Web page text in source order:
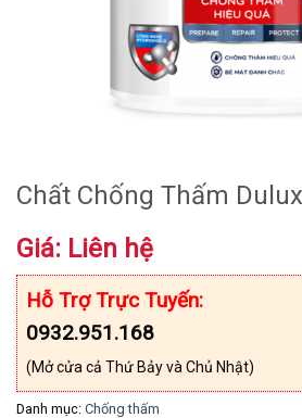
Chất Chống Thấm
Giá: Liên hệ
Hỗ Trợ Trực Tuyến:
0932.951.168
(Mở cửa cả Thứ Bảy và Chủ Nhật)
Danh mục: Chống thấm